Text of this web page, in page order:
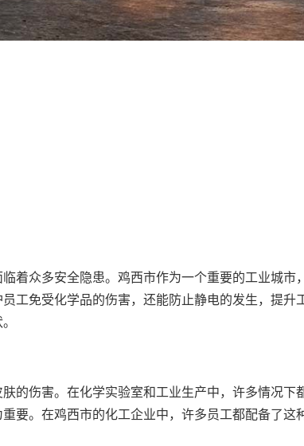
着众多安全隐患。鸡西市作为一个重要的工业城
工免受化学品的伤害，还能防止静电的发生，提
的伤害。在化学实验室和工业生产中，许多情况
要。在鸡西市的化工企业中，许多员工都配备了